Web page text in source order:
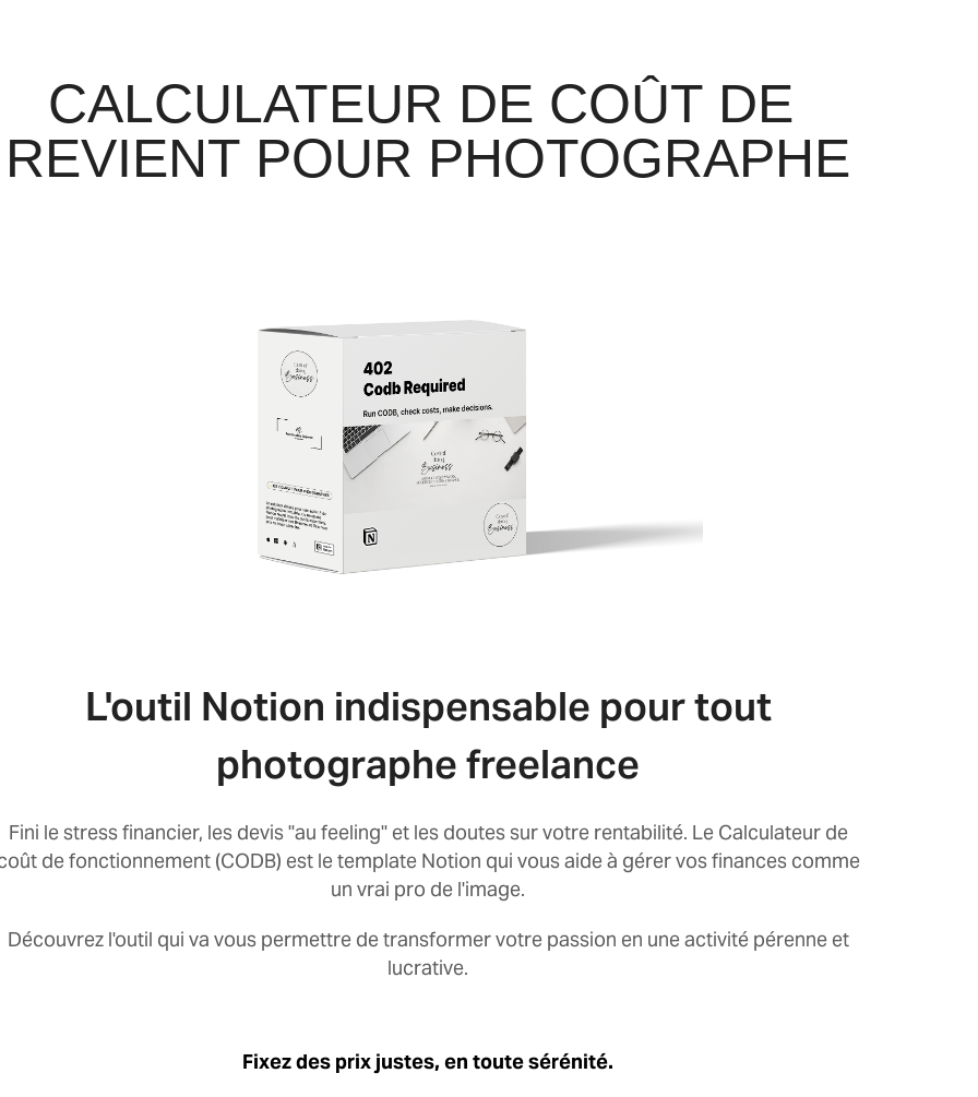
CALCULATEUR DE COÛT DE
REVIENT POUR PHOTOGRAPHE
L'outil Notion indispensable pour tout
photographe freelance
Fini le stress financier, les devis "au feeling" et les doutes sur votre rentabilité. Le Calculateur de
de fonctionnement (CODB) est le template Notion qui vous aide à gérer vos finances comme
un vrai pro de l'image.
Découvrez l'outil qui va vous permettre de transformer votre passion en une activité pérenne et
lucrative.
Fixez des prix justes, en toute sérénité.